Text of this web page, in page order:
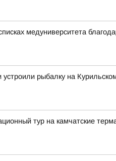
медуниверситета
рыбалку на
тур на камчатские